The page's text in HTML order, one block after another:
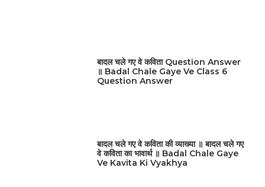
बादल चले गए वे कविता Question Answer
॥ Badal Chale Gaye Ve Class 6
Question Answer
बादल चले गए वे कविता की व्याख्या ॥ बादल चले गए
वे कविता का भावार्थ ॥ Badal Chale Gaye
Ve Kavita Ki Vyakhya